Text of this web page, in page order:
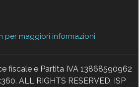
per maggiori informazioni
fiscale e Partita IVA 13868590962
ALL RIGHTS RESERVED. ISP